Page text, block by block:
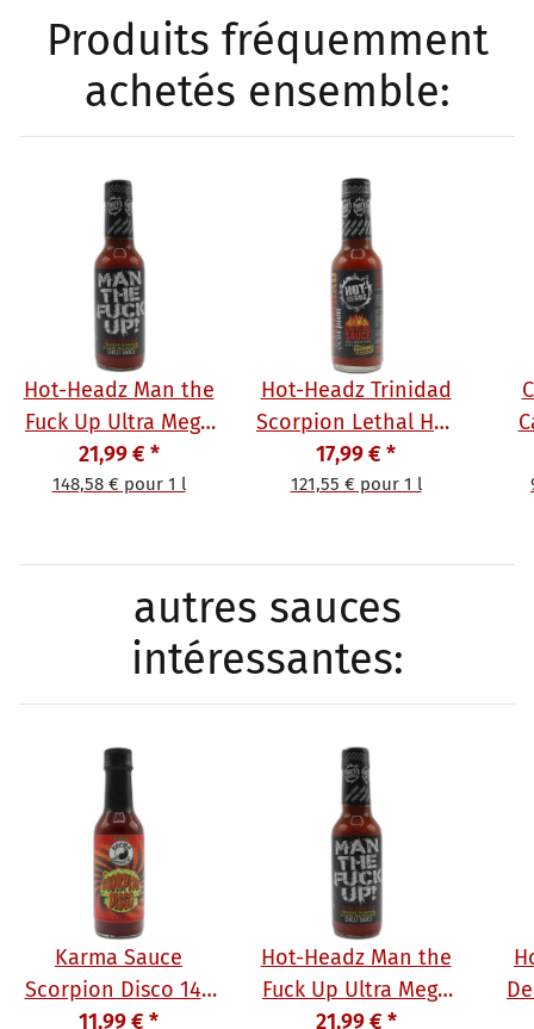
Produits fréquemment
achetés ensemble:
Hot-Headz Man the
Fuck Up Ultra Mega
Hot Sauce 148 ml
21,99 €*
148,58 € pour 1 l
Hot-Headz Trinidad
Scorpion Lethal Hot
Chili-Sauce 148 ml
17,99 €*
121,55 € pour 1 l
autres sauces
intéressantes:
Karma Sauce
Scorpion Disco 148
ml
11,99 €*
Hot-Headz Man the
Fuck Up Ultra Mega
Hot Sauce 148 ml
21,99 €*